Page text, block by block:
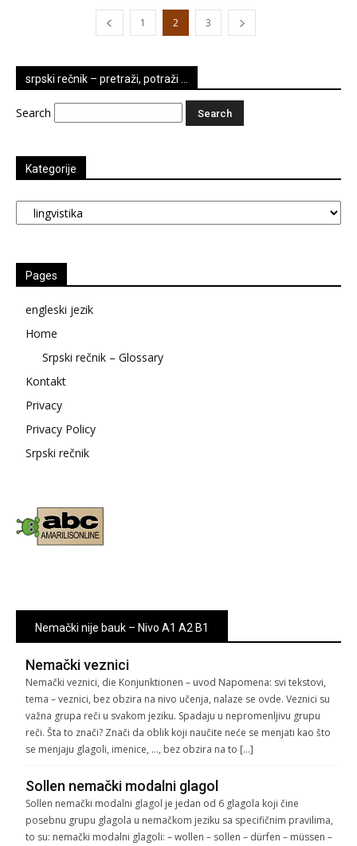
1 2 3
srpski rečnik – pretraži, potraži …
Search
Kategorije
Kategorije
Pages
engleski jezik
Home
Srpski rečnik – Glossary
Kontakt
Privacy
Privacy Policy
Srpski rečnik
Nemački nije bauk – Nivo A1 A2 B1
Nemački veznici
Nemački veznici, die Konjunktionen – uvod Napomena: svi tekstovi,
tema – veznici, bez obzira na nivo učenja, nalaze se ovde. Veznici su
važna grupa reči u svakom jeziku. Spadaju u nepromenljivu grupu
reči. Šta to znači? Znači da oblik koji naučite neće se menjati kao što
se menjaju glagoli, imenice, …, bez obzira na to […]
Sollen nemački modalni glagol
Sollen nemački modalni glagol je jedan od 6 glagola koji čine
posebnu grupu glagola u nemačkom jeziku sa specifičnim pravilima,
to su: nemački modalni glagoli: – wollen – sollen – dürfen – müssen –